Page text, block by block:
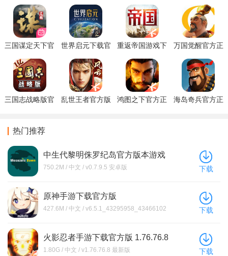
战争策略玩法非常有趣。在这里，你可以自由的去
三国谋定天下官
世界启元下载官
重返帝国游戏下
万国觉醒官方正
三国志战略版官
乱世王者官方版
鸿图之下官方正
海岛奇兵官方正
热门推荐
中生代黎明侏罗纪岛官方版本游戏
下载(Mesozoic Dawn)
750.2M / 中文 / v0.7.9.5 安卓版 下载
原神手游下载官方版
427.6M / 中文 / v6.5.1_43295958_43466102
下载
火影忍者手游下载官方版 1.76.76.8
1.80G / 中文 / v1.76.76.8 最新版 下载